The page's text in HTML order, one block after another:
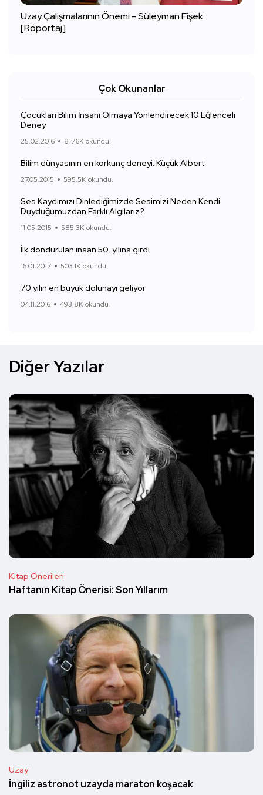
Uzay Çalışmalarının Önemi - Süleyman Fişek
[Röportaj]
Çok Okunanlar
Çocukları Bilim İnsanı Olmaya Yönlendirecek 10 Eğlenceli
Deney
25.02.2016 817.6K okundu.
Bilim dünyasının en korkunç deneyi: Küçük Albert
27.05.2015 595.5K okundu.
Ses Kaydımızı Dinlediğimizde Sesimizi Neden Kendi
Duyduğumuzdan Farklı Algılarız?
11.05.2015 585.3K okundu.
İlk dondurulan insan 50. yılına girdi
16.01.2017 503.1K okundu.
70 yılın en büyük dolunayı geliyor
04.11.2016 493.8K okundu.
Diğer Yazılar
Kitap Önerileri
Haftanın Kitap Önerisi: Son Yıllarım
Uzay
İngiliz astronot uzayda maraton koşacak